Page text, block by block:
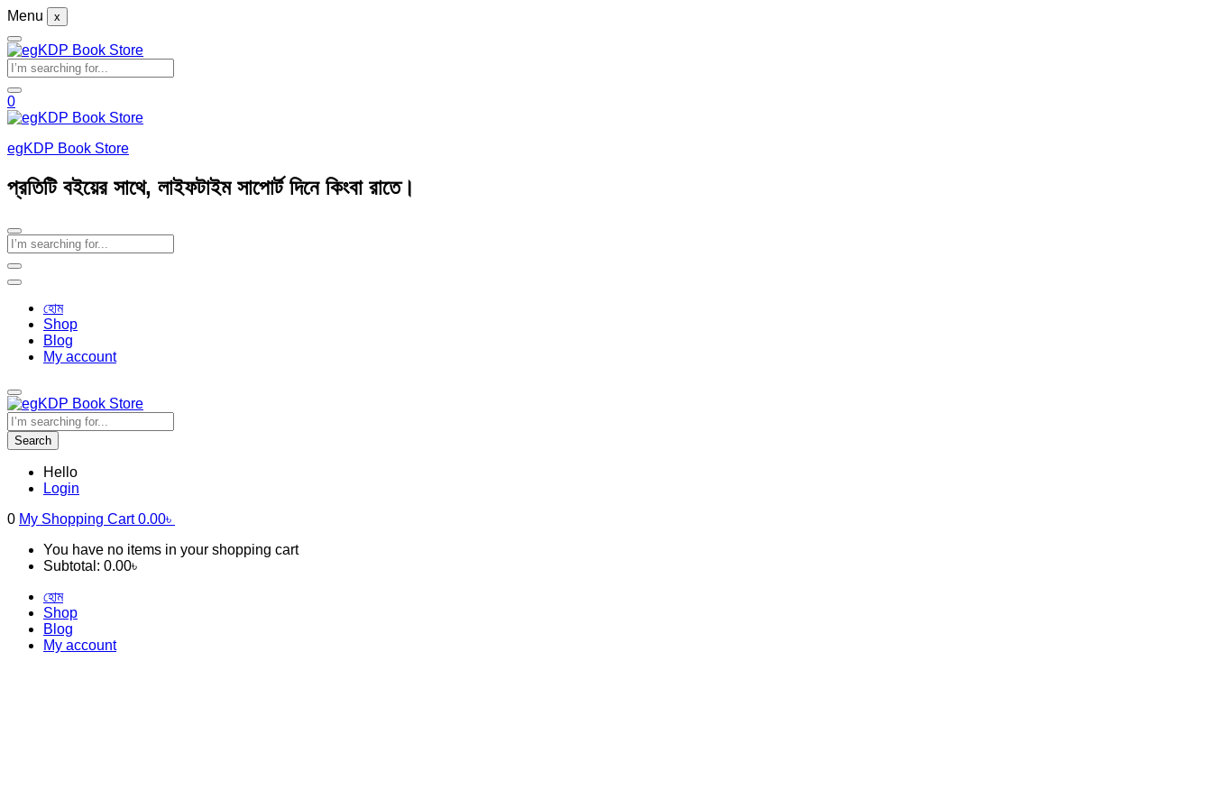
Menu x
0
egKDP Book Store
প্রতিটি বইয়ের সাথে, লাইফটাইম সাপোর্ট দিনে কিংবা রাতে।
হোম
Shop
Blog
My account
Search
Hello
Login
0 My Shopping Cart0.00৳
You have no items in your shopping cart
Subtotal: 0.00৳
হোম
Shop
Blog
My account